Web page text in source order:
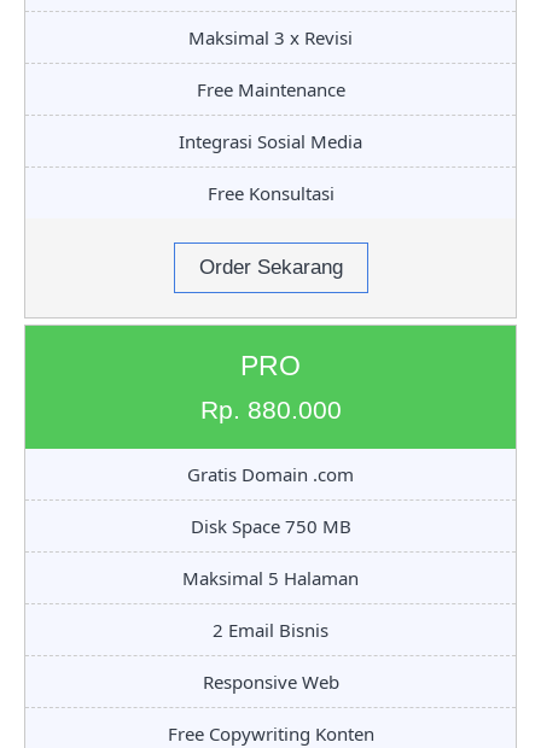
Maksimal 3 x Revisi
Free Maintenance
Integrasi Sosial Media
Free Konsultasi
Order Sekarang
PRO
Rp. 880.000
Gratis Domain .com
Disk Space 750 MB
Maksimal 5 Halaman
2 Email Bisnis
Responsive Web
Free Copywriting Konten